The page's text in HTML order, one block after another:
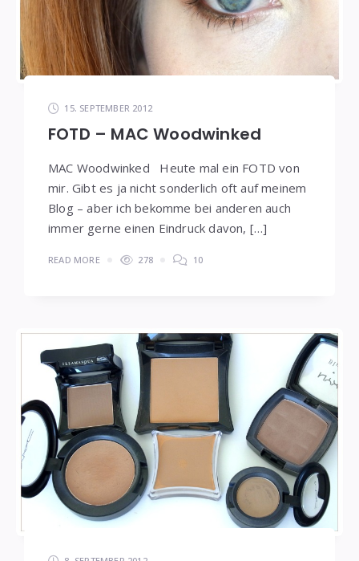
15. SEPTEMBER 2012
FOTD – MAC Woodwinked
MAC Woodwinked Heute mal ein FOTD von
mir. Gibt es ja nicht sonderlich oft auf meinem
Blog – aber ich bekomme bei anderen auch
immer gerne einen Eindruck davon, […]
READ MORE 278 10